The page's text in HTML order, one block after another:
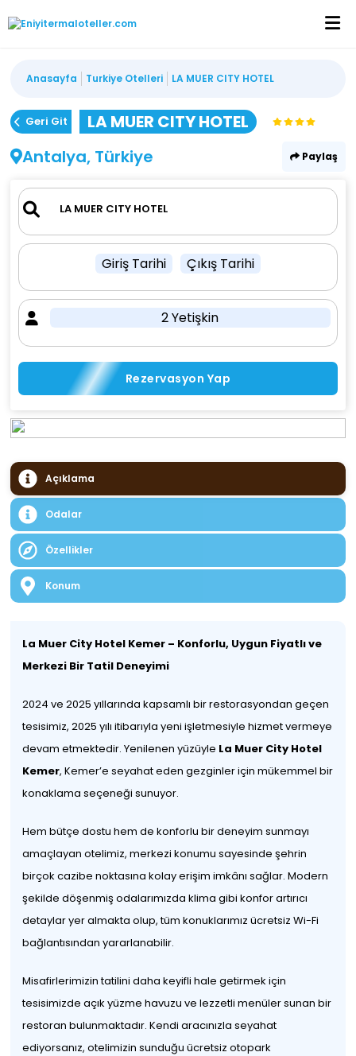
Anasayfa Turkiye Otelleri LA MUER CITY HOTEL
Geri Git
LA MUER CITY HOTEL
Antalya, Türkiye
Paylaş
Giriş Tarihi Çıkış Tarihi
2 Yetişkin
Rezervasyon Yap
Açıklama
Odalar
Özellikler
Konum
La Muer City Hotel Kemer – Konforlu, Uygun Fiyatlı ve
Merkezi Bir Tatil Deneyimi
2024 ve 2025 yıllarında kapsamlı bir restorasyondan geçen
tesisimiz, 2025 yılı itibarıyla yeni işletmesiyle hizmet vermeye
devam etmektedir. Yenilenen yüzüyle La Muer City Hotel
Kemer, Kemer’e seyahat eden gezginler için mükemmel bir
konaklama seçeneği sunuyor.
Hem bütçe dostu hem de konforlu bir deneyim sunmayı
amaçlayan otelimiz, merkezi konumu sayesinde şehrin
birçok cazibe noktasına kolay erişim imkânı sağlar. Modern
şekilde döşenmiş odalarımızda klima gibi konfor artırıcı
detaylar yer almakta olup, tüm konuklarımız ücretsiz Wi-Fi
bağlantısından yararlanabilir.
Misafirlerimizin tatilini daha keyifli hale getirmek için
tesisimizde açık yüzme havuzu ve lezzetli menüler sunan bir
restoran bulunmaktadır. Kendi aracınızla seyahat
ediyorsanız, otelimizin sunduğu ücretsiz otopark